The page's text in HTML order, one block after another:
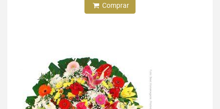
Comprar